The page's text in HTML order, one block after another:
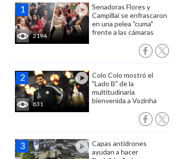
2194
Senadoras Flores y
Campillai se enfrascaron
en una pelea "cuma"
frente a las cámaras
831
Colo Colo mostró el
"Lado B" de la
multitudinaria
bienvenida a Vozinha
Capas antidrones
ayudan a hacer